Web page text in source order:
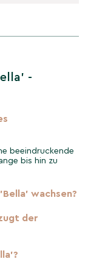
kleine rote
der Baum
und Rot –
-
beeindruckende
bis hin zu
wachsen?
der